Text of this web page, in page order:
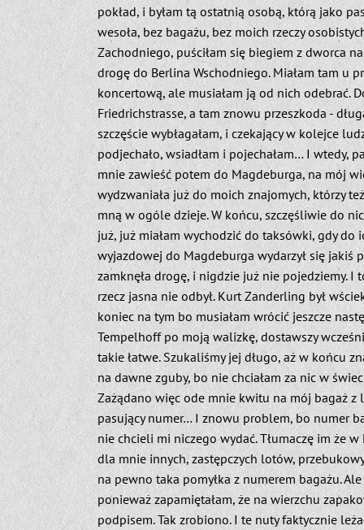
pokład, i byłam tą ostatnią osobą, którą jako
wesoła, bez bagażu, bez moich rzeczy
Zachodniego, puściłam się biegiem z dworca
drogę do Berlina Wschodniego. Miałam tam u
koncertową, ale musiałam ją od nich odebrać.
Friedrichstrasse, a tam znowu przeszkoda -
szczęście wybłagałam, i czekający w kolejce
podjechało, wsiadłam i pojechałam… I wtedy,
mnie zawieść potem do Magdeburga, na mój
wydzwaniała już do moich znajomych, którzy
mną w ogóle dzieje. W końcu, szczęśliwie do
już, już miałam wychodzić do taksówki, gdy
wyjazdowej do Magdeburga wydarzył się
zamknęła drogę, i nigdzie już nie pojedziemy. I
rzecz jasna nie odbył. Kurt Zanderling był
koniec na tym bo musiałam wrócić jeszcze
Tempelhoff po moją walizkę, dostawszy
takie łatwe. Szukaliśmy jej długo, aż w końcu
na dawne zguby, bo nie chciałam za nic w
Zażądano więc ode mnie kwitu na mój bagaż z
pasujący numer… I znowu problem, bo numer
nie chcieli mi niczego wydać. Tłumaczę im że
dla mnie innych, zastępczych lotów,
na pewno taka pomyłka z numerem bagażu.
ponieważ zapamiętałam, że na wierzchu
podpisem. Tak zrobiono. I te nuty faktycznie